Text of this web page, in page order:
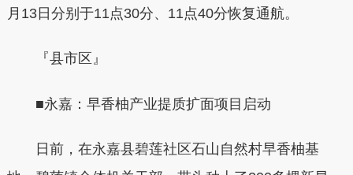
月13日分别于11点30分、11点40分恢复通航。
『县市区』
■永嘉：早香柚产业提质扩面项目启动
日前，在永嘉县碧莲社区石山自然村早香柚基